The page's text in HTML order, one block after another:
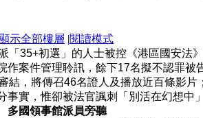
示全部樓層 |閱讀模式
「35+初選」的人士被控《港區國安法
作案件管理聆訊，餘下17名擬不認罪
結，將傳召46名證人及播放近百條影
事實，惟卻被法官諷刺「別活在幻想中
多國領事館派員旁聽